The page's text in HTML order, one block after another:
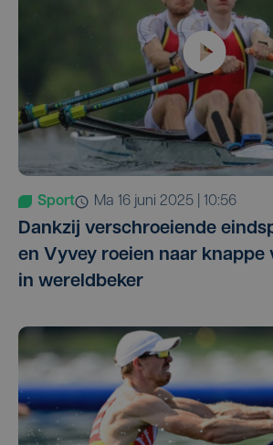
Sport ma 16 juni 2025 | 10:56
Dankzij verschroeiende
en Vyvey roeien naar knappe
in wereldbeker